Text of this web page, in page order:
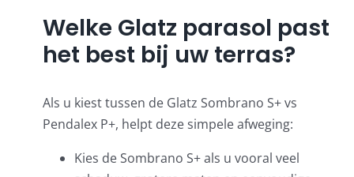
Welke Glatz parasol past
het best bij uw terras?
Als u kiest tussen de Glatz Sombrano S+ vs
Pendalex P+, helpt deze simpele afweging:
Kies de Sombrano S+ als u vooral veel